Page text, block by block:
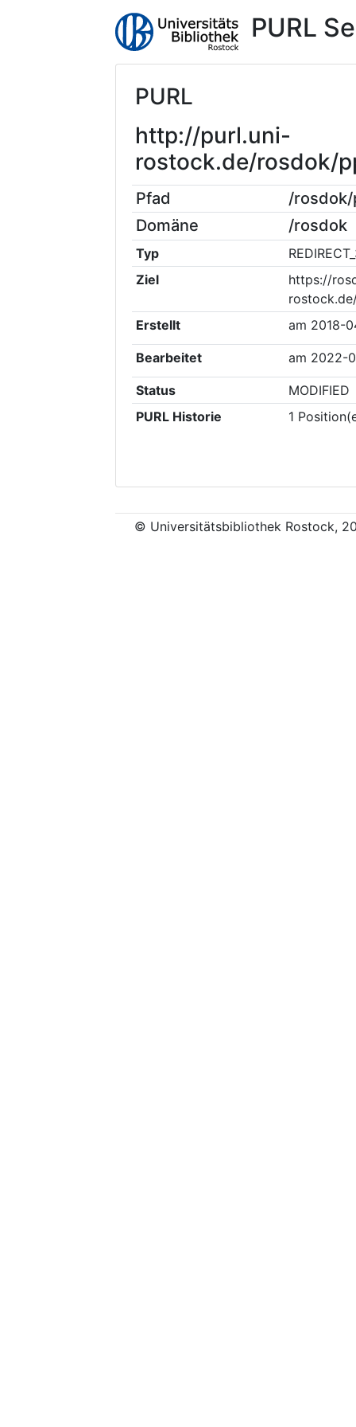
PURL
PURL
http://purl.uni-
rostock.de/rosdok/
Pfad
/rosdok/
Domäne
/rosdok
Typ
Ziel
https://
Erstellt
am 2018-
Bearbeitet am 2022-
Status
MODIFIED
PURL Historie
1
© Universitätsbibliothek Rostock,